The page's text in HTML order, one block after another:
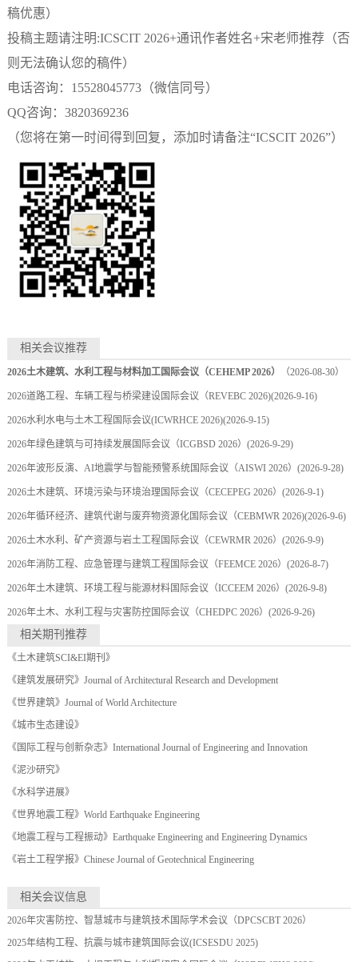
稿优惠）
投稿主题请注明:ICSCIT 2026+通讯作者姓名+宋老师推荐（否
则无法确认您的稿件）
电话咨询： 15528045773（微信同号）
QQ咨询：3820369236
（您将在第一时间得到回复，添加时请备注“ICSCIT 2026”）
相关会议推荐
2026土木建筑、水利工程与材料加工国际会议（CEHEMP 2026） （2026-08-30）
2026道路工程、车辆工程与桥梁建设国际会议（REVEBC 2026)(2026-9-16)
2026水利水电与土木工程国际会议(ICWRHCE 2026)(2026-9-15)
2026年绿色建筑与可持续发展国际会议（ICGBSD 2026） (2026-9-29)
2026年波形反演、AI地震学与智能预警系统国际会议（AISWI 2026） (2026-9-28)
2026土木建筑、环境污染与环境治理国际会议（CECEPEG 2026） (2026-9-1)
2026年循环经济、建筑代谢与废弃物资源化国际会议（CEBMWR 2026)(2026-9-6)
2026土木水利、矿产资源与岩土工程国际会议（CEWRMR 2026） (2026-9-9)
2026年消防工程、应急管理与建筑工程国际会议（FEEMCE 2026） (2026-8-7)
2026年土木建筑、环境工程与能源材料国际会议（ICCEEM 2026） (2026-9-8)
2026年土木、水利工程与灾害防控国际会议（CHEDPC 2026） (2026-9-26)
相关期刊推荐
《土木建筑SCI&EI期刊》
《建筑发展研究》Journal of Architectural Research and Development
《世界建筑》Journal of World Architecture
《城市生态建设》
《国际工程与创新杂志》International Journal of Engineering and Innovation
《泥沙研究》
《水科学进展》
《世界地震工程》World Earthquake Engineering
《地震工程与工程振动》Earthquake Engineering and Engineering Dynamics
《岩土工程学报》Chinese Journal of Geotechnical Engineering
相关会议信息
2026年灾害防控、智慧城市与建筑技术国际学术会议（DPCSCBT 2026）
2025年结构工程、抗震与城市建筑国际会议(ICSESDU 2025)